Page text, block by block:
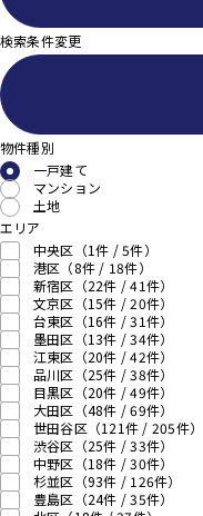
検索条件変更
物件種別
一戸建て
マンション
土地
エリア
中央区 （1件 /5件）
港区 （8件 / 18件）
新宿区 （22件 /41件）
文京区 （15件 /20件）
台東区 （16件 /31件）
墨田区 （13件 /34件）
江東区 （20件 /42件）
品川区 （25件 /38件）
目黒区 （20件 /49件）
大田区 （48件 /69件）
世田谷区（121件 / 205件）
渋谷区 （25件 /33件）
中野区 （18件 /30件）
杉並区 （93件 / 126件）
豊島区 （24件 /35件）